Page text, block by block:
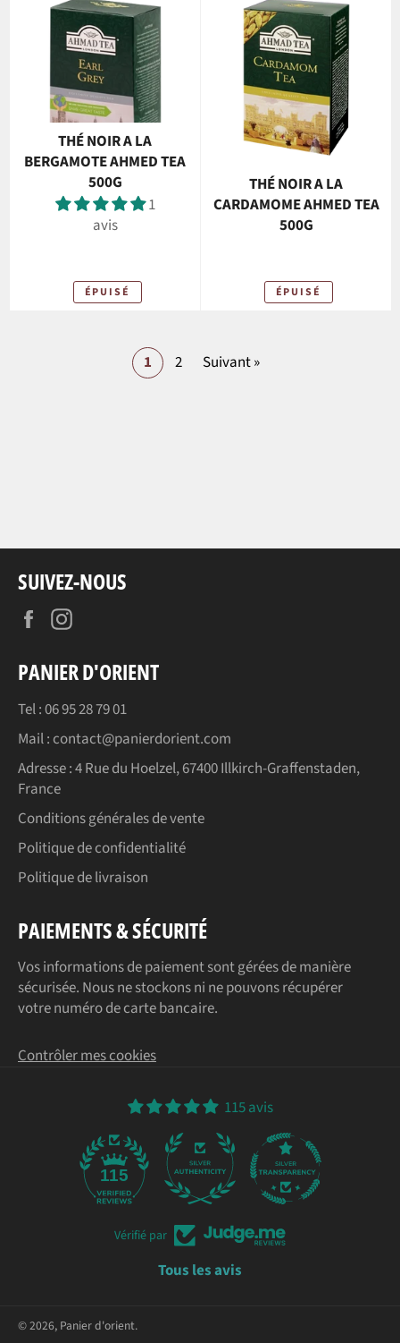
THÉ NOIR A LA
BERGAMOTE AHMED TEA
500G
1
avis
ÉPUISÉ
THÉ NOIR A LA
CARDAMOME AHMED TEA
500G
ÉPUISÉ
1 2 Suivant »
SUIVEZ-NOUS
Facebook
PANIER D'ORIENT
Tel : 06 95 28 79 01
Mail : contact@panierdorient.com
Adresse :4 Rue du Hoelzel, 67400 Illkirch-Graffenstaden,
France
Conditions générales de vente
Politique de confidentialité
Politique de livraison
PAIEMENTS & SÉCURITÉ
Vos informations de paiement sont gérées de manière
sécurisée. Nous ne stockons ni ne pouvons récupérer
votre numéro de carte bancaire.
Contrôler mes cookies
115 avis
115
Vérifié par
Tous les avis
© 2026, Panier d'orient.